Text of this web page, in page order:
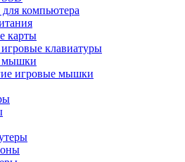
компьютера
карты
клавиатуры
мышки
игровые мышки